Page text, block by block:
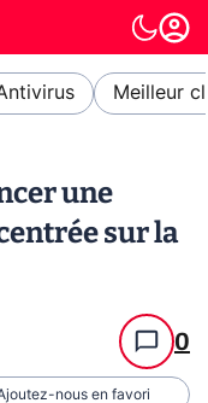
Meilleur
une
sur la
0
nous en favori